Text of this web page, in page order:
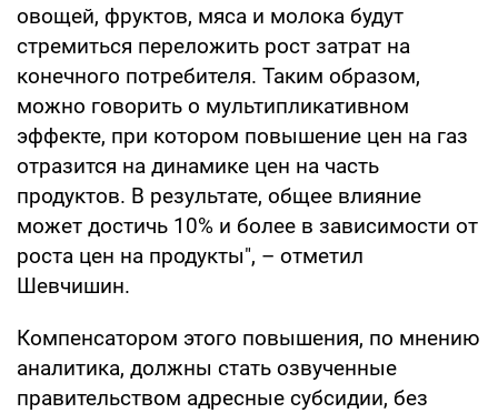
овощей, фруктов, мяса и молока будут
стремиться переложить рост затрат на
конечного потребителя. Таким образом,
можно говорить о мультипликативном
эффекте, при котором повышение цен на газ
отразится на динамике цен на часть
продуктов. В результате, общее влияние
может достичь 10% и более в зависимости от
роста цен на продукты", – отметил
Шевчишин.
Компенсатором этого повышения, по мнению
аналитика, должны стать озвученные
правительством адресные субсидии, без